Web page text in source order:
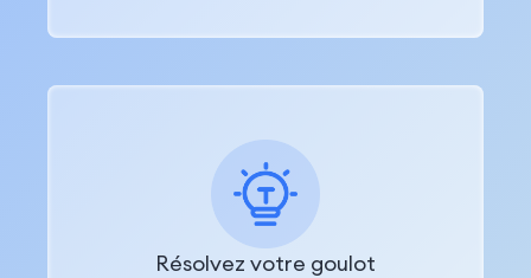
Résolvez votre goulot